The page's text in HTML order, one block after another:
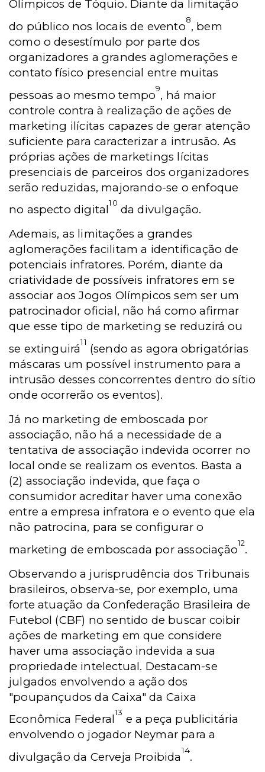
Olímpicos de Tóquio. Diante da limitação
do público nos locais de evento8, bem
como o desestímulo por parte dos
organizadores a grandes aglomerações e
contato físico presencial entre muitas
pessoas ao mesmo tempo9, há maior
controle contra à realização de ações de
marketing ilícitas capazes de gerar atenção
suficiente para caracterizar a intrusão. As
próprias ações de marketings lícitas
presenciais de parceiros dos organizadores
serão reduzidas, majorando-se o enfoque
no aspecto digital10 da divulgação.
Ademais, as limitações a grandes
aglomerações facilitam a identificação de
potenciais infratores. Porém, diante da
criatividade de possíveis infratores em se
associar aos Jogos Olímpicos sem ser um
patrocinador oficial, não há como afirmar
que esse tipo de marketing se reduzirá ou
se extinguirá11 (sendo as agora obrigatórias
máscaras um possível instrumento para a
intrusão desses concorrentes dentro do sítio
onde ocorrerão os eventos).
Já no marketing de emboscada por
associação, não há a necessidade de a
tentativa de associação indevida ocorrer no
local onde se realizam os eventos. Basta a
(2) associação indevida, que faça o
consumidor acreditar haver uma conexão
entre a empresa infratora e o evento que ela
não patrocina, para se configurar o
marketing de emboscada por associação12.
Observando a jurisprudência dos Tribunais
brasileiros, observa-se, por exemplo, uma
forte atuação da Confederação Brasileira de
Futebol (CBF) no sentido de buscar coibir
ações de marketing em que considere
haver uma associação indevida a sua
propriedade intelectual. Destacam-se
julgados envolvendo a ação dos
"poupançudos da Caixa" da Caixa
Econômica Federal13 e a peça publicitária
envolvendo o jogador Neymar para a
divulgação da Cerveja Proibida14.